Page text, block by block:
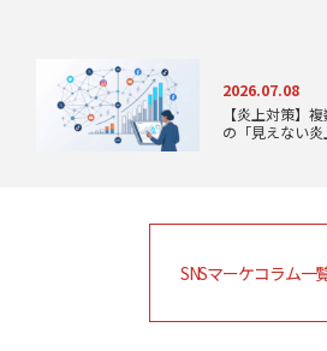
2026.07.08
【炎上対策】
の「見えない炎
SNSマーケコラム一